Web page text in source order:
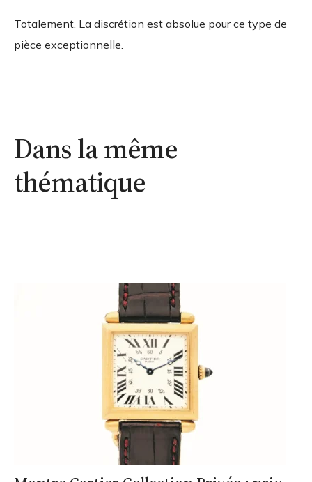
Totalement. La discrétion est absolue pour ce type de
pièce exceptionnelle.
Dans la même
thématique